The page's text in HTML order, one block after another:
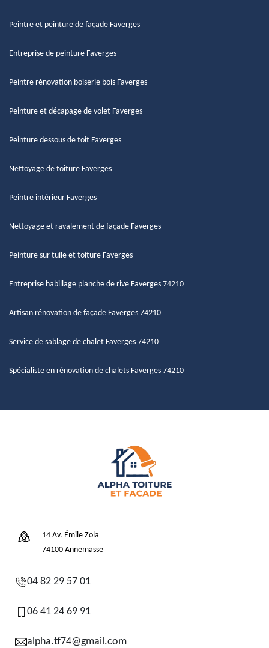
Peintre et peinture de façade Faverges
Entreprise de peinture Faverges
Peintre rénovation boiserie bois Faverges
Peinture et décapage de volet Faverges
Peinture dessous de toit Faverges
Nettoyage de toiture Faverges
Peintre intérieur Faverges
Nettoyage et ravalement de façade Faverges
Peinture sur tuile et toiture Faverges
Entreprise habillage planche de rive Faverges 74210
Artisan rénovation de façade Faverges 74210
Service de sablage de chalet Faverges 74210
Spécialiste en rénovation de chalets Faverges 74210
14 Av. Émile Zola
74100 Annemasse
04 82 29 57 01
06 41 24 69 91
alpha.tf74@gmail.com